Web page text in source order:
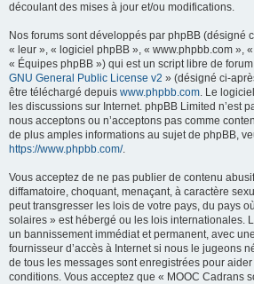
découlant des mises à jour et/ou modifications.
Nos forums sont développés par phpBB (désigné
« leur », « logiciel phpBB », « www.phpbb.com »,
« Équipes phpBB ») qui est un script libre de
GNU General Public License v2 » (désigné ci-
être téléchargé depuis www.phpbb.com. Le
les discussions sur Internet. phpBB Limited n’est
nous acceptons ou n’acceptons pas comme
de plus amples informations au sujet de phpBB,
https://www.phpbb.com/.
Vous acceptez de ne pas publier de contenu
diffamatoire, choquant, menaçant, à caractère
peut transgresser les lois de votre pays, du pays
solaires » est hébergé ou les lois internationales.
un bannissement immédiat et permanent, avec
fournisseur d’accès à Internet si nous le jugeons
de tous les messages sont enregistrées pour
conditions. Vous acceptez que « MOOC Cadrans